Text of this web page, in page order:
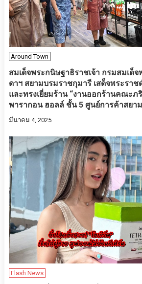
Around Town
สมเด็จพระกนิษฐาธิราชเจ้า กรมสมเด็
ดาฯ สยามบรมราชกุมารี เสด็จพระราช
และทรงเยี่ยมร้าน “งานออกร้านคณะภ
พารากอน ฮอลล์ ชั้น 5 ศูนย์การค้าสยา
มีนาคม 4, 2025
Flash News